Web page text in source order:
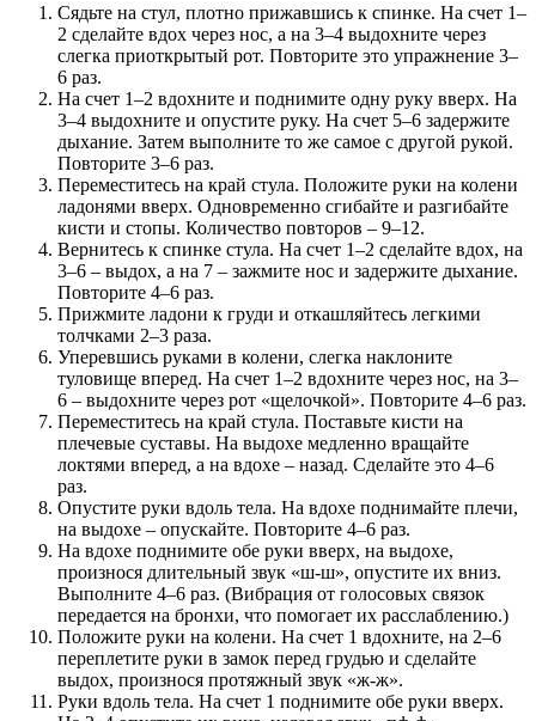
Сядьте на стул, плотно прижавшись к спинке. На счет 1–
2 сделайте вдох через нос, а на 3–4 выдохните через
слегка приоткрытый рот. Повторите это упражнение 3–
6 раз.
На счет 1–2 вдохните и поднимите одну руку вверх. На
3–4 выдохните и опустите руку. На счет 5–6 задержите
дыхание. Затем выполните то же самое с другой рукой.
Повторите 3–6 раз.
Переместитесь на край стула. Положите руки на колени
ладонями вверх. Одновременно сгибайте и разгибайте
кисти и стопы. Количество повторов – 9–12.
Вернитесь к спинке стула. На счет 1–2 сделайте вдох, на
3–6 – выдох, а на 7 – зажмите нос и задержите дыхание.
Повторите 4–6 раз.
Прижмите ладони к груди и откашляйтесь легкими
толчками 2–3 раза.
Уперевшись руками в колени, слегка наклоните
туловище вперед. На счет 1–2 вдохните через нос, на 3–
6 – выдохните через рот «щелочкой». Повторите 4–6 раз.
Переместитесь на край стула. Поставьте кисти на
плечевые суставы. На выдохе медленно вращайте
локтями вперед, а на вдохе – назад. Сделайте это 4–6
раз.
Опустите руки вдоль тела. На вдохе поднимайте плечи,
на выдохе – опускайте. Повторите 4–6 раз.
На вдохе поднимите обе руки вверх, на выдохе,
произнося длительный звук «ш-ш», опустите их вниз.
Выполните 4–6 раз. (Вибрация от голосовых связок
передается на бронхи, что помогает их расслаблению.)
Положите руки на колени. На счет 1 вдохните, на 2–6
переплетите руки в замок перед грудью и сделайте
выдох, произнося протяжный звук «ж-ж».
Руки вдоль тела. На счет 1 поднимите обе руки вверх.